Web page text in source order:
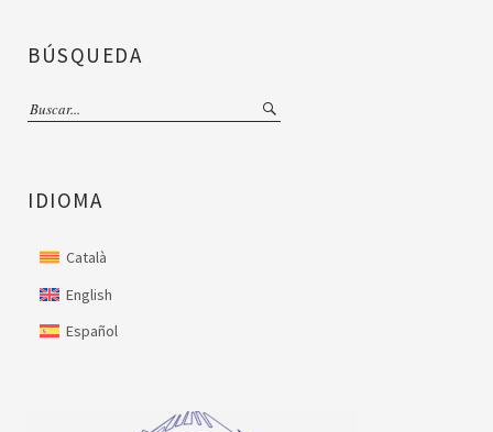
BÚSQUEDA
IDIOMA
Català
English
Español